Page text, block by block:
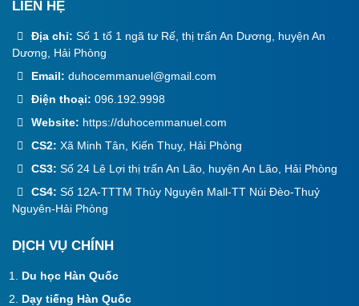
LIÊN HỆ
Địa chỉ: Số 1 tổ 1 ngã tư Rế, thị trấn An Dương, huyện An
Dương, Hải Phòng
Email: duhocemmanuel@gmail.com
Điện thoại: 096.192.9998
Website: https://duhocemmanuel.com
CS2: Xã Minh Tân, Kiến Thuỵ, Hải Phòng
CS3: Số 24 Lê Lợi thị trấn An Lão, huyện An Lão, Hải Phòng
CS4: Số 12A-TTTM Thủy Nguyên Mall-TT Núi Đèo-Thuỷ
Nguyên-Hải Phòng
DỊCH VỤ CHÍNH
Du học Hàn Quốc
Dạy tiếng Hàn Quốc